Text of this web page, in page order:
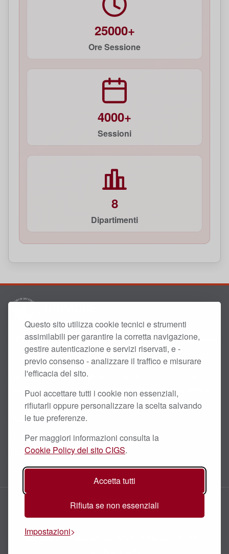
Questo sito utilizza cookie tecnici e strumenti
assimilabili per garantire la corretta navigazione,
gestire autenticazione e servizi riservati, e -
previo consenso - analizzare il traffico e misurare
l'efficacia del sito.
Puoi accettare tutti i cookie non essenziali,
rifiutarli oppure personalizzare la scelta salvando
le tue preferenze.
Per maggiori informazioni consulta la
Cookie Policy del sito CIGS.
Accetta tutti
Rifiuta se non essenziali
Impostazioni
25000+
Ore Sessione
4000+
Sessioni
8
Dipartimenti
CIGS - Centro Interdipartimentale Grandi Strumenti
Università di Modena e Reggio Emilia
Via Campi 213/A, 41125 Modena -
PartitaIVA: 00427620364 - PEC:cigs@pec.unimore.it
Ricerca Scientifica
I.L.O.
Dipartimenti
Centri
Facebook
Instagram
LinkedIn
YouTube
Email
Copyright|Privacy